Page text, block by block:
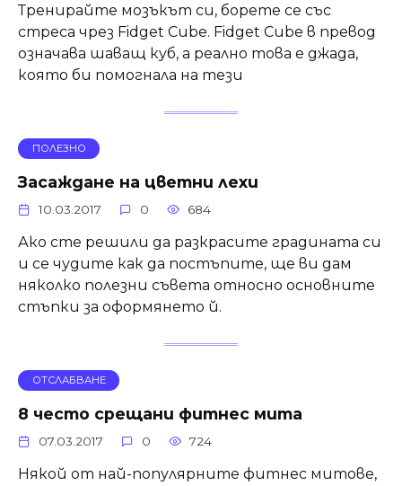
Тренирайте мозъкът си, борете се със
стреса чрез Fidget Cube. Fidget Cube в превод
означава шаващ куб, а реално това е джада,
която би помогнала на тези
ПОЛЕЗНО
Засаждане на цветни лехи
10.03.2017 0 684
Ако сте решили да разкрасите градината си
и се чудите как да постъпите, ще ви дам
няколко полезни съвета относно основните
стъпки за оформянето й.
ОТСЛАБВАНЕ
8 често срещани фитнес мита
07.03.2017 0 724
Някой от най-популярните фитнес митове,